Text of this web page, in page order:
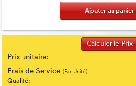
Prix unitaire:
Frais de Service (Par Unité)
Qualité: